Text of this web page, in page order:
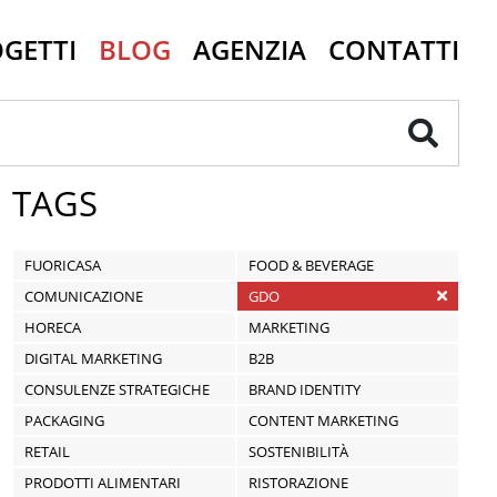
BLOG AGENZIA CONTATTI
TAGS
FUORICASA
FOOD & BEVERAGE
COMUNICAZIONE
GDO
HORECA
MARKETING
DIGITAL MARKETING
B2B
CONSULENZE STRATEGICHE
BRAND IDENTITY
PACKAGING
CONTENT MARKETING
RETAIL
SOSTENIBILITÀ
PRODOTTI ALIMENTARI
RISTORAZIONE